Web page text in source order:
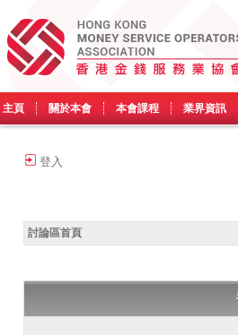
主頁 關於本會 本會課程 業界資訊
登入
討論區首頁